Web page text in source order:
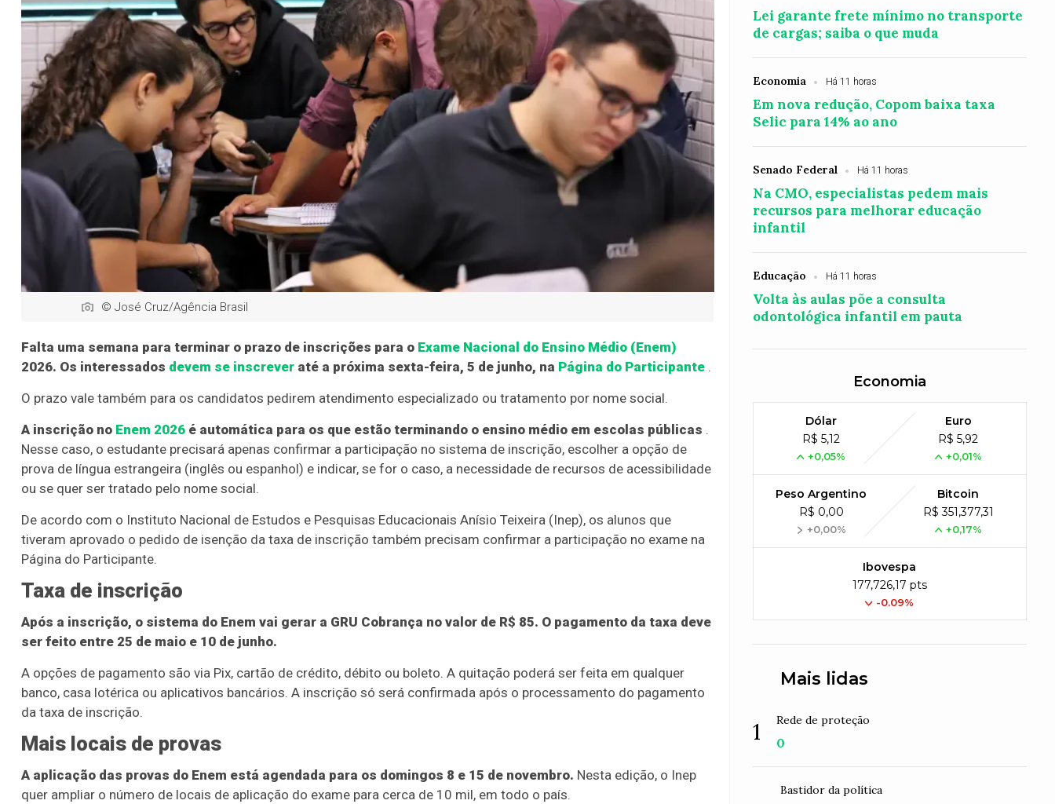
© José Cruz/Agência Brasil
Falta uma semana para terminar o prazo de inscrições para o Exame Nacional do Ensino Médio (Enem)
2026. Os interessados devem se inscrever até a próxima sexta-feira, 5 de junho, na Página do Participante .
O prazo vale também para os candidatos pedirem atendimento especializado ou tratamento por nome social.
A inscrição no Enem 2026 é automática para os que estão terminando o ensino médio em escolas públicas .
Nesse caso, o estudante precisará apenas confirmar a participação no sistema de inscrição, escolher a opção de
prova de língua estrangeira (inglês ou espanhol) e indicar, se for o caso, a necessidade de recursos de acessibilidade
ou se quer ser tratado pelo nome social.
De acordo com o Instituto Nacional de Estudos e Pesquisas Educacionais Anísio Teixeira (Inep), os alunos que
tiveram aprovado o pedido de isenção da taxa de inscrição também precisam confirmar a participação no exame na
Página do Participante.
Taxa de inscrição
Após a inscrição, o sistema do Enem vai gerar a GRU Cobrança no valor de R$ 85. O pagamento da taxa deve
ser feito entre 25 de maio e 10 de junho.
A opções de pagamento são via Pix, cartão de crédito, débito ou boleto. A quitação poderá ser feita em qualquer
banco, casa lotérica ou aplicativos bancários. A inscrição só será confirmada após o processamento do pagamento
da taxa de inscrição.
Mais locais de provas
A aplicação das provas do Enem está agendada para os domingos 8 e 15 de novembro. Nesta edição, o Inep
quer ampliar o número de locais de aplicação do exame para cerca de 10 mil, em todo o país.
Lei garante frete mínimo no transporte
de cargas; saiba o que muda
Economia Há 11 horas
Em nova redução, Copom baixa taxa
Selic para 14% ao ano
Senado Federal Há 11 horas
Na CMO, especialistas pedem mais
recursos para melhorar educação
infantil
Educação Há 11 horas
Volta às aulas põe a consulta
odontológica infantil em pauta
Economia
Dólar
R$ 5,12
+0,05%
Euro
R$ 5,92
+0,01%
Peso Argentino
R$ 0,00
+0,00%
Bitcoin
R$ 351,377,31
+0,17%
Ibovespa
177,726,17 pts
-0.09%
Mais lidas
1 Rede de proteção
0
Bastidor da política